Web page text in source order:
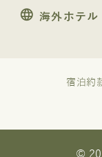
language 海外ホテル
宿泊約
©